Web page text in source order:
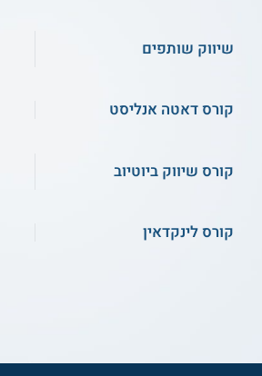
שיווק שותפים
קורס דאטה אנליסט
קורס שיווק ביוטיוב
קורס לינקדאין